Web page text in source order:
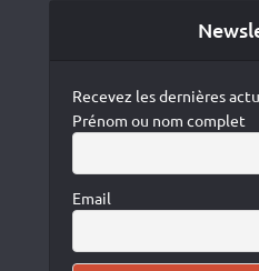
Recevez les dernières
Prénom ou nom complet
Email